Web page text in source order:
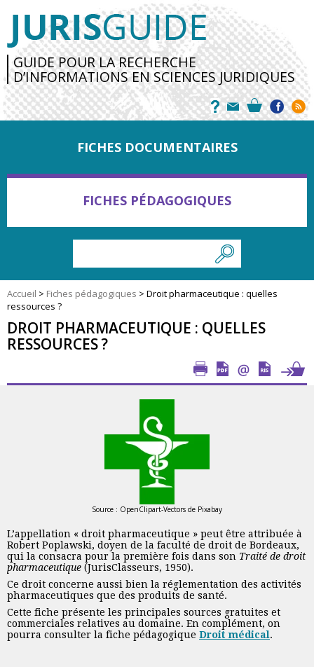
GUIDE POUR LA RECHERCHE
D’INFORMATIONS EN SCIENCES JURIDIQUES
FICHES DOCUMENTAIRES
FICHES PÉDAGOGIQUES
Accueil > Fiches pédagogiques > Droit pharmaceutique : quelles
ressources ?
DROIT PHARMACEUTIQUE : QUELLES
RESSOURCES ?
Source : OpenClipart-Vectors de Pixabay
L’appellation « droit pharmaceutique » peut être attribuée à
Robert Poplawski, doyen de la faculté de droit de Bordeaux,
qui la consacra pour la première fois dans son Traité de droit
pharmaceutique (JurisClasseurs, 1950).
Ce droit concerne aussi bien la réglementation des activités
pharmaceutiques que des produits de santé.
Cette fiche présente les principales sources gratuites et
commerciales relatives au domaine. En complément, on
pourra consulter la fiche pédagogique Droit médical.